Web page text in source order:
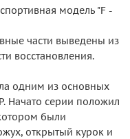
модель "F -
части выведены из
восстановления.
одним из основных
Начато серии положил
были
открытый курок и